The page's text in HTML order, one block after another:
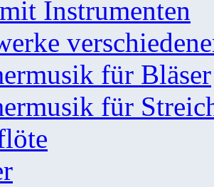
Instrumenten
für Bläser
für